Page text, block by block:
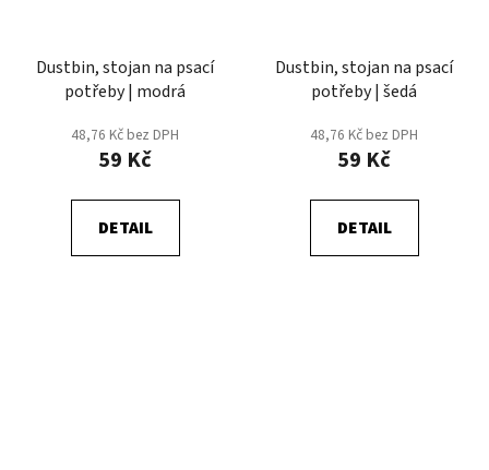
Dustbin, stojan na psací
potřeby | modrá
48,76 Kč bez DPH
59 Kč
DETAIL
Dustbin, stojan na psací
potřeby | šedá
48,76 Kč bez DPH
59 Kč
DETAIL